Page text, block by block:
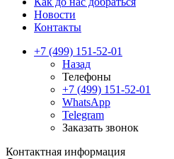
Новости
Контакты
+7 (499) 151-52-01
Назад
Телефоны
+7 (499) 151-52-01
WhatsApp
Telegram
Заказать звонок
Контактная информация